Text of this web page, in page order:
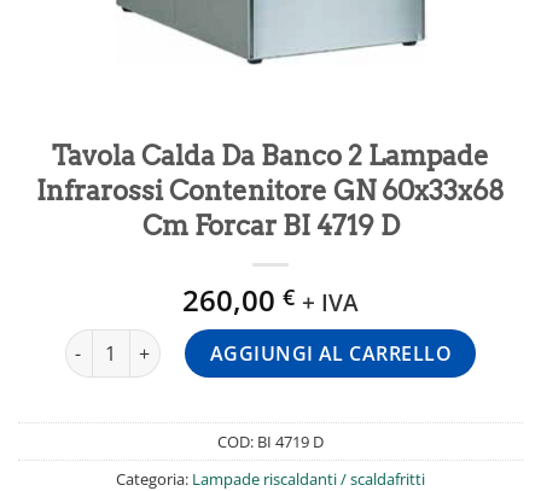
Tavola Calda Da Banco 2 Lampade
Infrarossi Contenitore GN 60x33x68
Cm Forcar BI 4719 D
260,00 € + IVA
Tavola Calda Da Banco 2 Lampade Infrarossi
AGGIUNGI AL CARRELLO
COD: BI 4719 D
Categoria: Lampade riscaldanti / scaldafritti